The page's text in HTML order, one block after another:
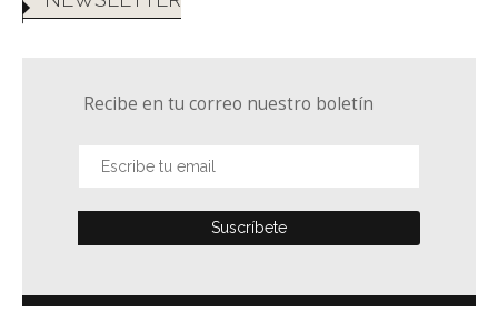
Recibe en tu correo nuestro boletín